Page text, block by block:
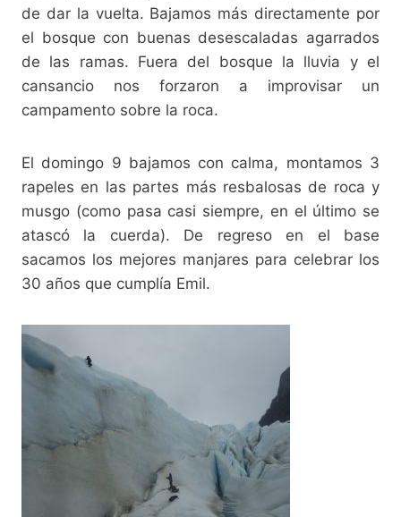
de dar la vuelta. Bajamos más directamente por
el bosque con buenas desescaladas agarrados
de las ramas. Fuera del bosque la lluvia y el
cansancio nos forzaron a improvisar un
campamento sobre la roca.
El domingo 9 bajamos con calma, montamos 3
rapeles en las partes más resbalosas de roca y
musgo (como pasa casi siempre, en el último se
atascó la cuerda). De regreso en el base
sacamos los mejores manjares para celebrar los
30 años que cumplía Emil.